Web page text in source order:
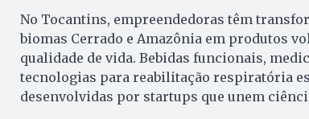
No Tocantins, empreendedoras têm
biomas Cerrado e Amazônia em produtos
qualidade de vida. Bebidas funcionais,
tecnologias para reabilitação respiratória
desenvolvidas por startups que unem